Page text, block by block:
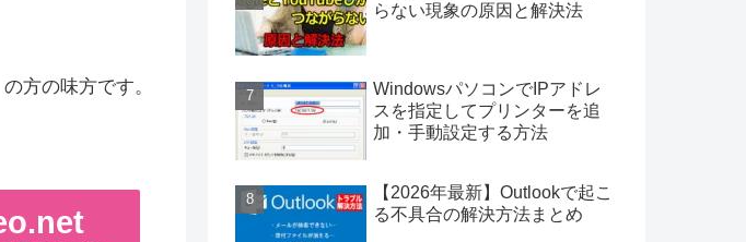
の方の味方です。
らない現象の原因と解決法
WindowsパソコンでIPアドレ
スを指定してプリンターを追
加・手動設定する方法
【2026年最新】Outlookで起こ
る不具合の解決方法まとめ